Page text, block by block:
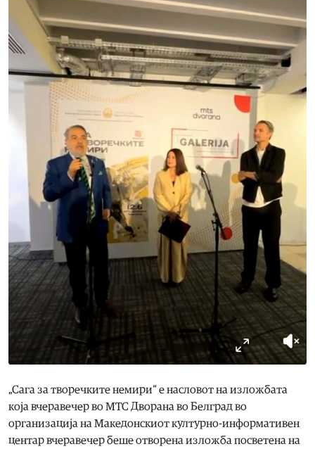
„Сага за творечките немири“ е насловот на изложбата
која вчеравечер во МТС Дворана во Белград во
организација на Македонскиот културно-информативен
центар вчеравечер беше отворена изложба посветена на